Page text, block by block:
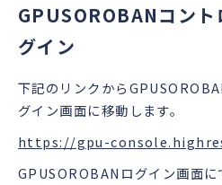
GPUSOROBANコン
グイン
下記のリンクから
グイン画面に移動します。
https://gpu-
GPUSOROBANログイン画面に